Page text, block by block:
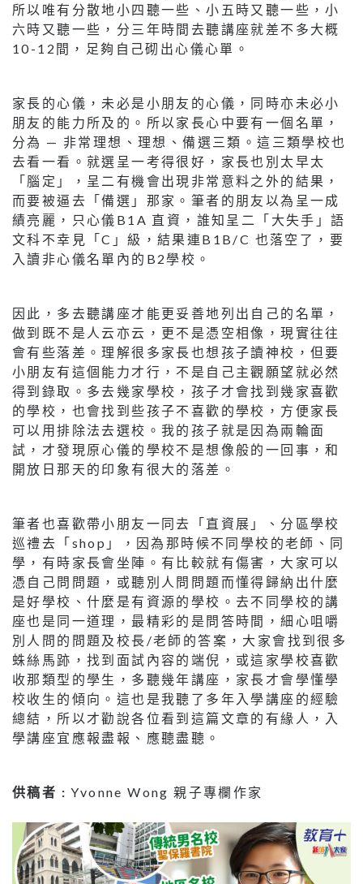
所以唯有分散地小四聽一些、小五時又聽一些，小
六時又聽一些，分三年時間去聽講座就差不多大概
10-12間，足夠自己砌出心儀心單。
家長的心儀，未必是小朋友的心儀，同時亦未必小
朋友的能力所及的。所以家長心中要有一個名單，
分為 — 非常理想、理想、備選三類。這三類學校也
去看一看。就選呈一考得很好，家長也別太早太
「腦定」，呈二有機會出現非常意料之外的結果，
而要被逼去「備選」那家。筆者的朋友以為呈一成
績亮麗，只心儀B1A 直資，誰知呈二「大失手」語
文科不幸見「C」級，結果連B1B/C 也落空了，要
入讀非心儀名單內的B2學校。
因此，多去聽講座才能更妥善地列出自己的名單，
做到既不是人云亦云，更不是憑空相像，現實往往
會有些落差。理解很多家長也想孩子讀神校，但要
小朋友有這個能力才行，不是自己主觀願望就必然
得到錄取。多去幾家學校，孩子才會找到幾家喜歡
的學校，也會找到些孩子不喜歡的學校，方便家長
可以用排除法去選校。我的孩子就是因為兩輪面
試，才發現原心儀的學校不是想像般的一回事，和
開放日那天的印象有很大的落差。
筆者也喜歡帶小朋友一同去「直資展」、分區學校
巡禮去「shop」，因為那時候不同學校的老師、同
學，有時家長會坐陣。有比較就有傷害，大家可以
憑自己問問題，或聽別人問問題而懂得歸納出什麼
是好學校、什麼是有資源的學校。去不同學校的講
座也是同一道理，最精彩的是問答時間，細心咀嚼
別人問的問題及校長/老師的答案，大家會找到很多
蛛絲馬跡，找到面試內容的端倪，或這家學校喜歡
收那類型的學生，多聽幾年講座，家長才會學懂學
校收生的傾向。這也是我聽了多年入學講座的經驗
總結，所以才勸說各位看到這篇文章的有緣人，入
學講座宜應報盡報、應聽盡聽。
供稿者 : Yvonne Wong 親子專欄作家